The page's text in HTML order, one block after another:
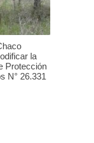
la
Protección
N° 26.331